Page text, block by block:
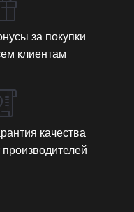
за покупки
клиентам
качества
производителей